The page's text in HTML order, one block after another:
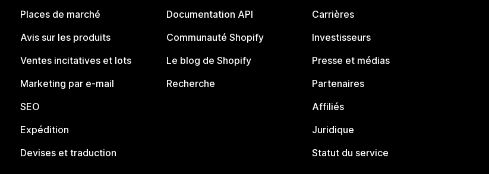
Places de marché
Avis sur les produits
Ventes incitatives et lots
Marketing par e-mail
SEO
Expédition
Devises et traduction
Documentation API
Communauté Shopify
Le blog de Shopify
Recherche
Carrières
Investisseurs
Presse et médias
Partenaires
Affiliés
Juridique
Statut du service